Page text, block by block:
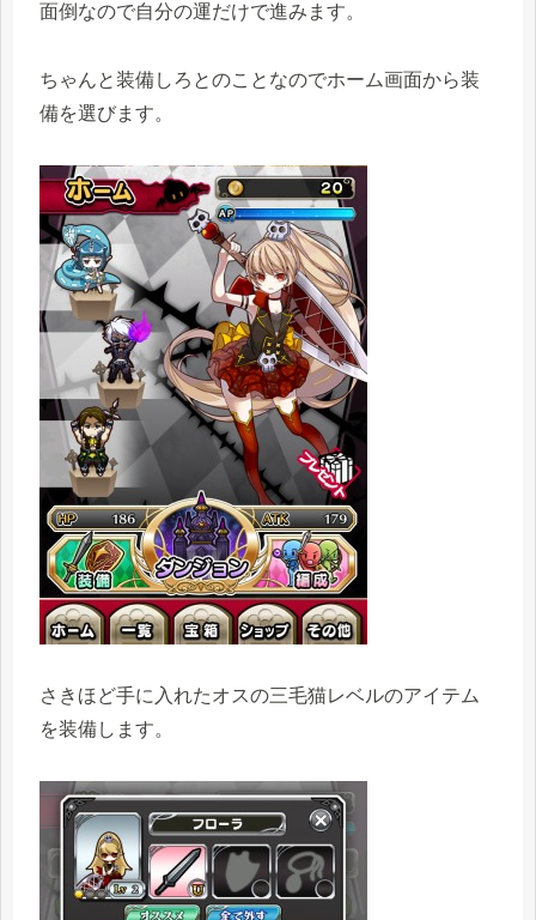
面倒なので自分の運だけで進みます。
ちゃんと装備しろとのことなのでホーム画面から装
備を選びます。
さきほど手に入れたオスの三毛猫レベルのアイテム
を装備します。